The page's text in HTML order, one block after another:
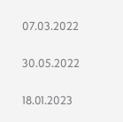
07.03.2022
30.05.2022
18.01.2023